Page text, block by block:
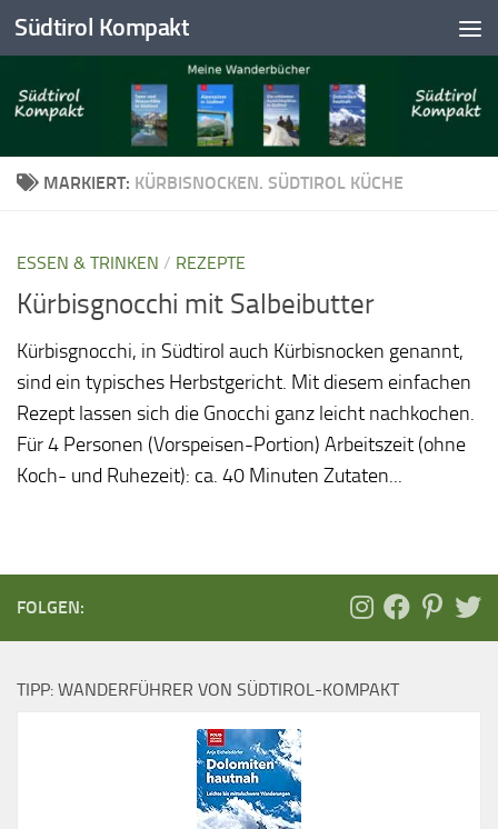
Skip to content
Südtirol Kompakt
MARKIERT: KÜRBISNOCKEN. SÜDTIROL KÜCHE
ESSEN & TRINKEN / REZEPTE
Kürbisgnocchi mit Salbeibutter
Kürbisgnocchi, in Südtirol auch Kürbisnocken genannt,
sind ein typisches Herbstgericht. Mit diesem einfachen
Rezept lassen sich die Gnocchi ganz leicht nachkochen.
Für 4 Personen (Vorspeisen-Portion) Arbeitszeit (ohne
Koch- und Ruhezeit): ca. 40 Minuten Zutaten...
FOLGEN:
TIPP: WANDERFÜHRER VON SÜDTIROL-KOMPAKT